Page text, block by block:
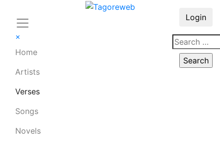
×
Home
Artists
Verses
Songs
Novels
Login